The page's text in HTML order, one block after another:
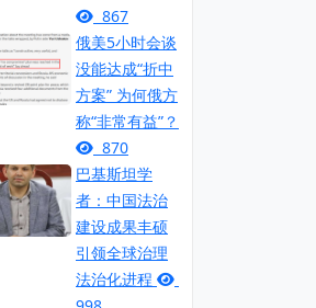
867
俄美5小时会谈
没能达成“折中
方案” 为何俄方
称“非常有益”？
870
巴基斯坦学
者：中国法治
建设成果丰硕
引领全球治理
法治化进程